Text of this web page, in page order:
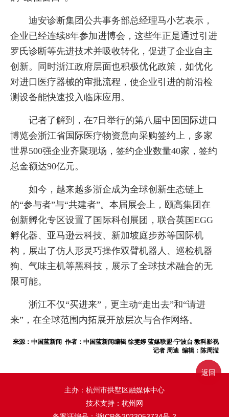
迪安诊断集团公共事务部总经理马小艺表示，
企业已经连续8年参加进博会，这些年正是通过引进
罗氏诊断等先进技术并吸收转化，促进了企业自主
创新。同时浙江政府层面也积极优化政策，如优化
对进口医疗器械的审批流程，使企业引进的前沿检
测设备能快速投入临床应用。
记者了解到，在7日举行的第八届中国国际进口
博览会浙江省国际医疗物资意向采购签约上，多家
世界500强企业齐聚现场，签约企业数量40家，签约
总金额达90亿元。
如今，越来越多浙企成为全球创新生态链上
的“参与者”与“共建者”。本届展会上，颐高集团在
创新孵化专区设置了国际科创展团，联合英国EGG
孵化器、亚马逊云科技、新加坡庭步苏等国际机
构，展出了仿人形灵巧操作双臂机器人、巡检机器
狗、气味主机等黑科技，展示了全球技术融合的无
限可能。
浙江不仅“买进来”，更主动“走出去”和“请进
来”，在全球范围内拓展开放层次与合作网络。
来源：中国蓝新闻 作者：中国蓝新闻编辑 徐雯婷 蓝媒联盟·宁波台 教科影视
记者 周迪 编辑：陈周滢
主办：杭州市拱墅区融媒体中心
技术支持：杭州网
返回